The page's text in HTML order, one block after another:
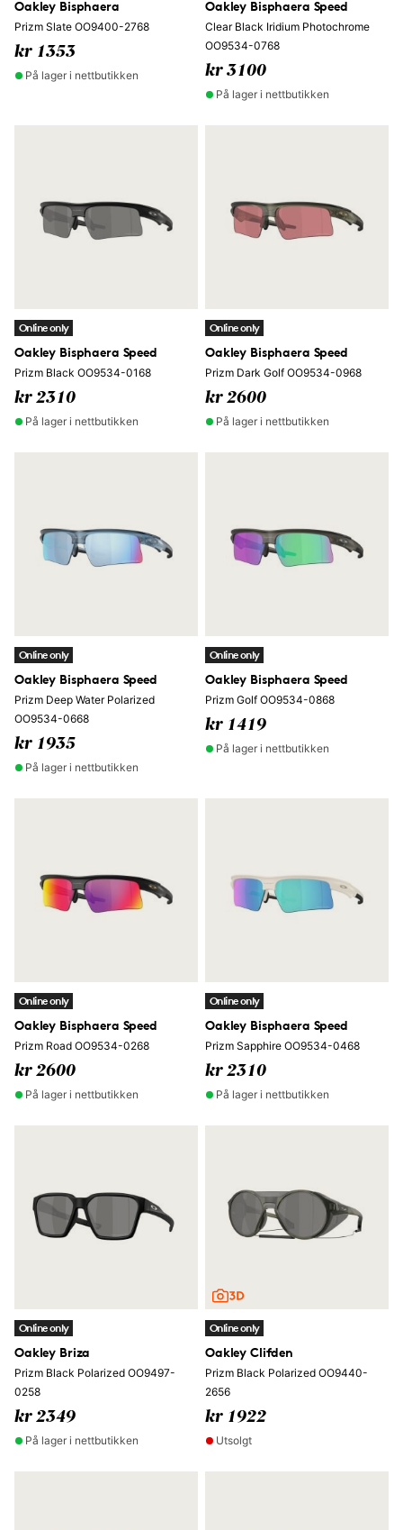
Oakley Bisphaera
Prizm Slate OO9400-2768
kr 1353
På lager i nettbutikken
Oakley Bisphaera Speed
Clear Black Iridium Photochrome
OO9534-0768
kr 3100
På lager i nettbutikken
Online only
Oakley Bisphaera Speed
Prizm Black OO9534-0168
kr 2310
På lager i nettbutikken
Online only
Oakley Bisphaera Speed
Prizm Dark Golf OO9534-0968
kr 2600
På lager i nettbutikken
Online only
Oakley Bisphaera Speed
Prizm Deep Water Polarized
OO9534-0668
kr 1935
På lager i nettbutikken
Online only
Oakley Bisphaera Speed
Prizm Golf OO9534-0868
kr 1419
På lager i nettbutikken
Online only
Oakley Bisphaera Speed
Prizm Road OO9534-0268
kr 2600
På lager i nettbutikken
Online only
Oakley Bisphaera Speed
Prizm Sapphire OO9534-0468
kr 2310
På lager i nettbutikken
Online only
Oakley Briza
Prizm Black Polarized OO9497-
0258
kr 2349
På lager i nettbutikken
Online only
Oakley Clifden
Prizm Black Polarized OO9440-
2656
kr 1922
Utsolgt